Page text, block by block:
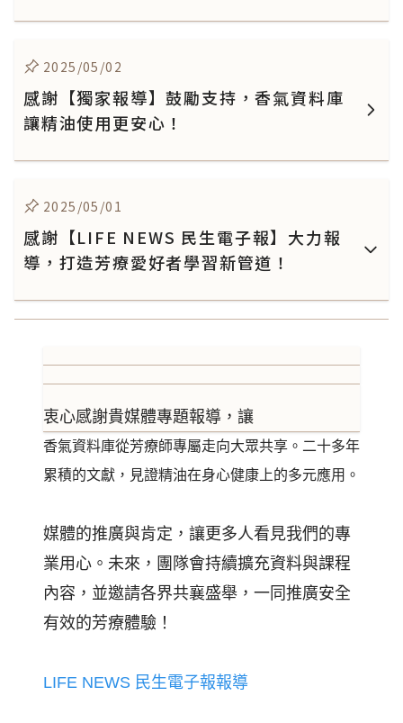
2025/05/02
感謝【獨家報導】鼓勵支持，香氣資料庫
讓精油使用更安心！
2025/05/01
感謝【LIFE NEWS 民生電子報】大力報
導，打造芳療愛好者學習新管道！
衷心感謝貴媒體專題報導，讓
香氣資料庫從芳療師專屬走向大眾共享。二十多年
累積的文獻，見證精油在身心健康上的多元應用。
媒體的推廣與肯定，讓更多人看見我們的專
業用心。未來，團隊會持續擴充資料與課程
內容，並邀請各界共襄盛舉，一同推廣安全
有效的芳療體驗！
LIFE NEWS 民生電子報報導